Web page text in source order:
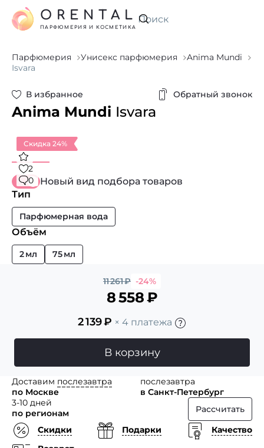
Искать
ORENTAL
ПАРФЮМЕРИЯ И КОСМЕТИКА
Парфюмерия Унисекс парфюмерия
Anima Mundi
Isvara
В избранное Обратный звонок
Anima Mundi Isvara
Скидка 24%
2
0
Новый вид подбора товаров
Тип
Парфюмерная вода
Объём
2 мл 75 мл
11 261₽ -24%
8 558₽
2 139₽ × 4 платежа
В корзину
Доставим послезавтра
по Москве
послезавтра
в Санкт-Петербург
3-10 дней
по регионам
Рассчитать
Скидки
Подарки
Качество